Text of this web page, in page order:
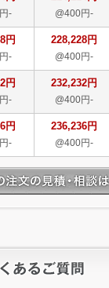
- @400円-
円
-
228,228円
@400円-
円
-
232,232円
@400円-
円
-
236,236円
@400円-